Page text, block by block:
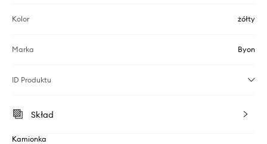
Kolor żółty
Marka Byon
ID Produktu
Skład
Kamionka